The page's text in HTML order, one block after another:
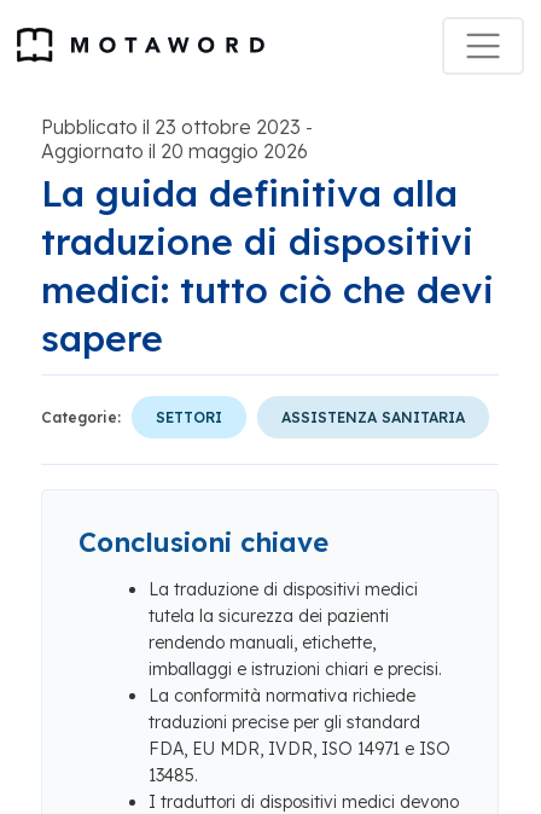
Pubblicato il 23 ottobre 2023 -
Aggiornato il 20 maggio 2026
La guida definitiva alla
traduzione di dispositivi
medici: tutto ciò che devi
sapere
Categorie: SETTORI ASSISTENZA SANITARIA
Conclusioni chiave
La traduzione di dispositivi medici
tutela la sicurezza dei pazienti
rendendo manuali, etichette,
imballaggi e istruzioni chiari e precisi.
La conformità normativa richiede
traduzioni precise per gli standard
FDA, EU MDR, IVDR, ISO 14971 e ISO
13485.
I traduttori di dispositivi medici devono